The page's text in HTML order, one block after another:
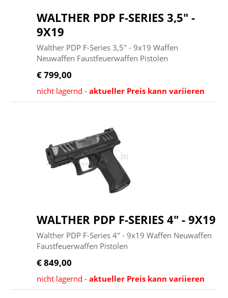
WALTHER PDP F-SERIES 3,5" -
9X19
Walther PDP F-Series 3,5" - 9x19 Waffen
Neuwaffen Faustfeuerwaffen Pistolen
€ 799,00
nicht lagernd -aktueller Preis kann variieren
WALTHER PDP F-SERIES 4" - 9X19
Walther PDP F-Series 4" - 9x19 Waffen Neuwaffen
Faustfeuerwaffen Pistolen
€ 849,00
nicht lagernd -aktueller Preis kann variieren